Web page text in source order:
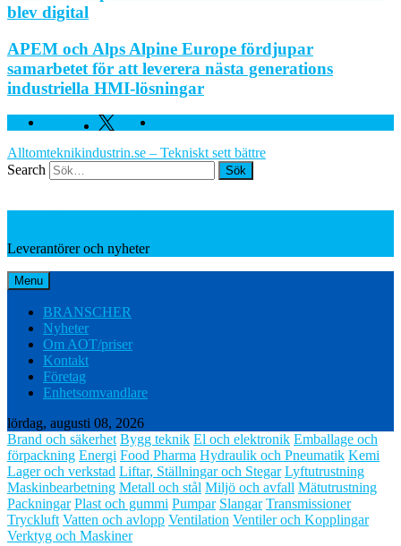
blev digital
APEM och Alps Alpine Europe fördjupar
samarbetet för att leverera nästa generations
industriella HMI-lösningar
Facebook Twitter
Alltomteknikindustrin.se – Tekniskt sett bättre
Search
Leverantörer och nyheter
Menu
BRANSCHER
Nyheter
Om AOT/priser
Kontakt
Företag
Enhetsomvandlare
lördag, augusti 08, 2026
Brand och säkerhet Bygg teknik El och elektronik Emballage och
förpackning Energi Food Pharma Hydraulik och Pneumatik Kemi
Lager och verkstad Liftar, Ställningar och Stegar Lyftutrustning
Maskinbearbetning Metall och stål Miljö och avfall Mätutrustning
Packningar Plast och gummi Pumpar Slangar Transmissioner
Tryckluft Vatten och avlopp Ventilation Ventiler och Kopplingar
Verktyg och Maskiner